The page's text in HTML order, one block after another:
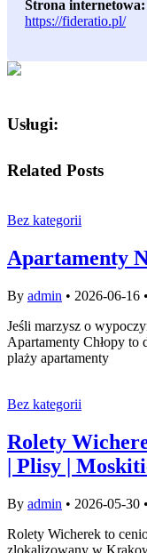
Strona internetowa:
https://fideratio.pl/
Usługi:
Related Posts
Bez kategorii
Apartamenty
By admin • 2026-06-16 •
Jeśli marzysz o
Apartamenty Chłopy to
plaży apartamenty
Bez kategorii
Rolety
| Plisy |
By admin • 2026-05-30 •
Rolety Wicherek to
zlokalizowany w